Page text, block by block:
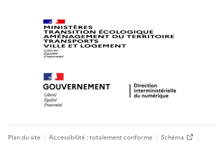
Plan du site Accessibilité : totalement conforme Schéma